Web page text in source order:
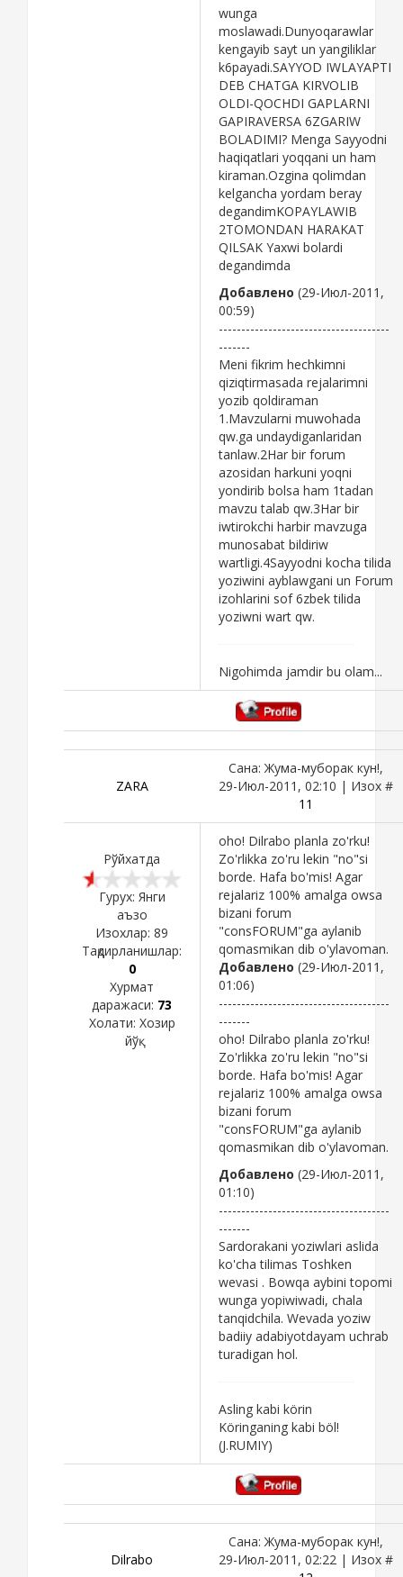
wunga
moslawadi.Dunyoqarawlar
kengayib sayt un yangiliklar
k6payadi.SAYYOD IWLAYAPTI
DEB CHATGA KIRVOLIB
OLDI-QOCHDI GAPLARNI
GAPIRAVERSA 6ZGARIW
BOLADIMI? Menga Sayyodni
haqiqatlari yoqqani un ham
kiraman.Ozgina qolimdan
kelgancha yordam beray
degandimKOPAYLAWIB
2TOMONDAN HARAKAT
QILSAK Yaxwi bolardi
degandimda
Добавлено (29-Июл-2011,
00:59)
--------------------------------------
-------
Meni fikrim hechkimni
qiziqtirmasada rejalarimni
yozib qoldiraman
1.Mavzularni muwohada
qw.ga undaydiganlaridan
tanlaw.2Har bir forum
azosidan harkuni yoqni
yondirib bolsa ham 1tadan
mavzu talab qw.3Har bir
iwtirokchi harbir mavzuga
munosabat bildiriw
wartligi.4Sayyodni kocha tilida
yoziwini ayblawgani un Forum
izohlarini sof 6zbek tilida
yoziwni wart qw.
Nigohimda jamdir bu olam...
ZARA
Сана: Жума-муборак кун!,
29-Июл-2011, 02:10 | Изох #
11
Рўйхатда
Гурух: Янги
аъзо
Изохлар: 89
Тақдирланишлар:
0
Хурмат
даражаси: 73
Холати: Хозир
йўқ
oho! Dilrabo planla zo'rku!
Zo'rlikka zo'ru lekin "no"si
borde. Hafa bo'mis! Agar
rejalariz 100% amalga owsa
bizani forum
"consFORUM"ga aylanib
qomasmikan dib o'ylavoman.
Добавлено (29-Июл-2011,
01:06)
--------------------------------------
-------
oho! Dilrabo planla zo'rku!
Zo'rlikka zo'ru lekin "no"si
borde. Hafa bo'mis! Agar
rejalariz 100% amalga owsa
bizani forum
"consFORUM"ga aylanib
qomasmikan dib o'ylavoman.
Добавлено (29-Июл-2011,
01:10)
--------------------------------------
-------
Sardorakani yoziwlari aslida
ko'cha tilimas Toshken
wevasi . Bowqa aybini topomi
wunga yopiwiwadi, chala
tanqidchila. Wevada yoziw
badiiy adabiyotdayam uchrab
turadigan hol.
Asling kabi körin
Köringaning kabi böl!
(J.RUMIY)
Dilrabo
Сана: Жума-муборак кун!,
29-Июл-2011, 02:22 | Изох #